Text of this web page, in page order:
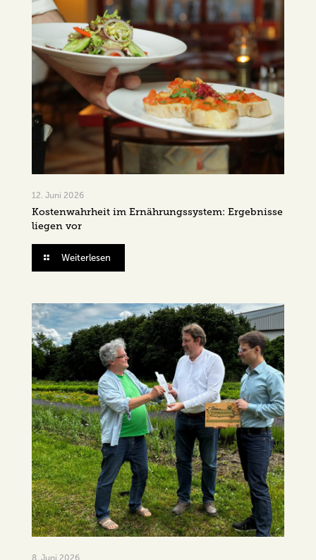
12. Juni 2026
Kostenwahrheit im Ernährungssystem: Ergebnisse
liegen vor
Weiterlesen
8. Juni 2026